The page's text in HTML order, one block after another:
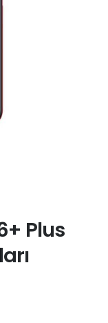
Plus